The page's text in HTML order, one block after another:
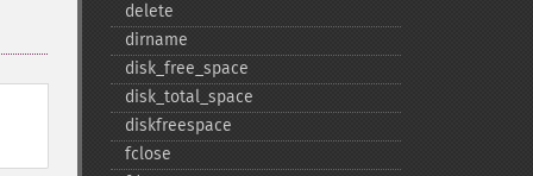
delete
dirname
disk_​free_​space
disk_​total_​space
diskfreespace
fclose